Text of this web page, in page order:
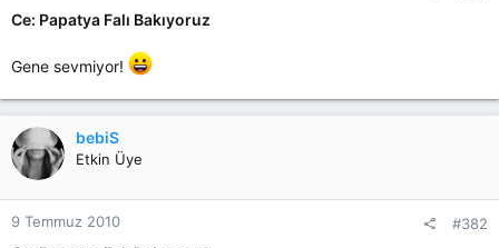
a
i
i
Ce: Papatya Falı Bakıyoruz
Gene sevmiyor!
bebiS
Etkin Üye
9 Temmuz 2010 #382